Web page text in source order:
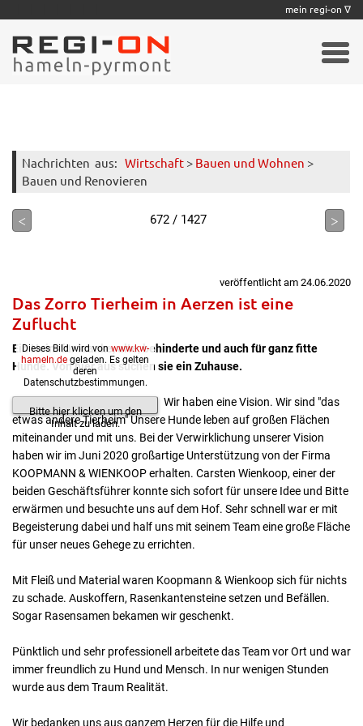
Nachrichten aus: Wirtschaft > Bauen und Wohnen >
Bauen und Renovieren
< 672 / 1427 >
veröffentlicht am 24.06.2020
Das Zorro Tierheim in Aerzen ist eine
Zuflucht
Ein Heim für kranke, alte, behinderte und auch für ganz fitte
Hunde. Von hier aus suchen sie ein Zuhause.
Bitte hier klicken um den
Inhalt zu laden.
Dieses Bild wird vonwww.kw-
hameln.de geladen. Es gelten
deren
Datenschutzbestimmungen.
Wir haben eine Vision. Wir sind "das
etwas andere Tierheim" Unsere Hunde leben auf großen Flächen
miteinander und mit uns. Bei der Verwirklichung unserer Vision
haben wir im Juni 2020 großartige Unterstützung von der Firma
KOOPMANN & WIENKOOP erhalten. Carsten Wienkoop, einer der
beiden Geschäftsführer konnte sich sofort für unsere Idee und Bitte
erwärmen und besuchte uns auf dem Hof. Sehr schnell war er mit
Begeisterung dabei und half uns mit seinem Team eine große Fläche
für unser neues Gehege zu errichten.
Mit Fleiß und Material waren Koopmann & Wienkoop sich für nichts
zu schade. Auskoffern, Rasenkantensteine setzen und Befällen.
Sogar Rasensamen bekamen wir geschenkt.
Pünktlich und sehr professionell arbeitete das Team vor Ort und war
immer freundlich zu Hund und Mensch. In nur wenigen Stunden
wurde aus dem Traum Realität.
Wir bedanken uns aus ganzem Herzen für die Hilfe und
mein regi-on ∇